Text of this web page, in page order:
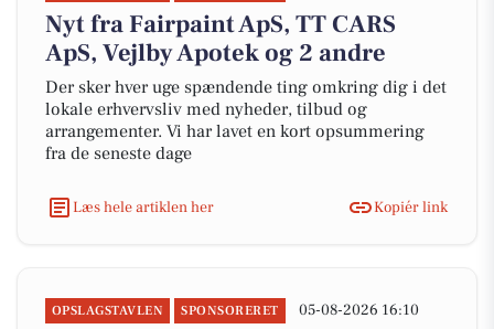
Nyt fra Fairpaint ApS, TT CARS
ApS, Vejlby Apotek og 2 andre
Der sker hver uge spændende ting omkring dig i det
lokale erhvervsliv med nyheder, tilbud og
arrangementer. Vi har lavet en kort opsummering
fra de seneste dage
Læs hele artiklen her Kopiér link
OPSLAGSTAVLEN SPONSORERET 05-08-2026 16:10